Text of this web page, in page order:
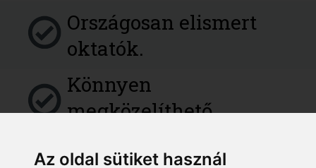
Az oldal sütiket használ
Országosan elismert
oktatók.
Könnyen
megközelíthető,
helyszínek.